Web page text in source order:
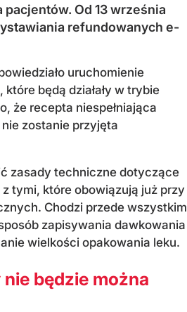
Od 13 września
refundowanych e-
uruchomienie
będą działały w trybie
że recepta niespełniająca
zostanie przyjęta
zasady techniczne dotyczące
tymi, które obowiązują już przy
Chodzi przede wszystkim
zapisywania dawkowania
wielkości opakowania leku.
nie będzie można